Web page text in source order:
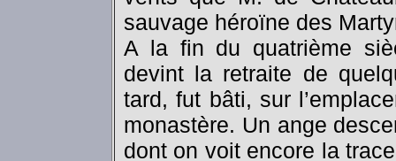
sauvage héroïne des
A la fin du quatrième
devint la retraite de
tard, fut bâti, sur
monastère. Un ange
dont on voit encore la